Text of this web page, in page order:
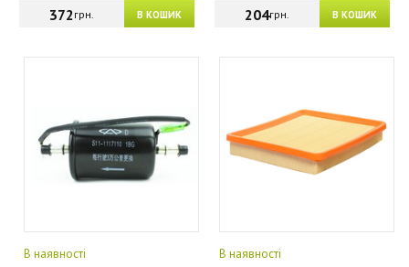
В КОШИК
372грн. В КОШИК
204грн.
В наявності В наявності